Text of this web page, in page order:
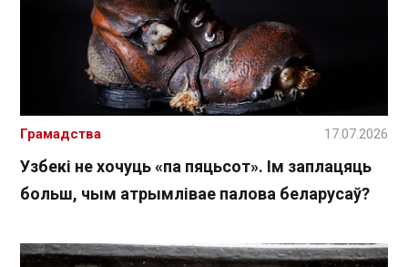
Узбекі не хочуць «па пяцьсот». Ім заплацяць
больш, чым атрымлівае палова беларусаў?
Грамадства 17.07.2026